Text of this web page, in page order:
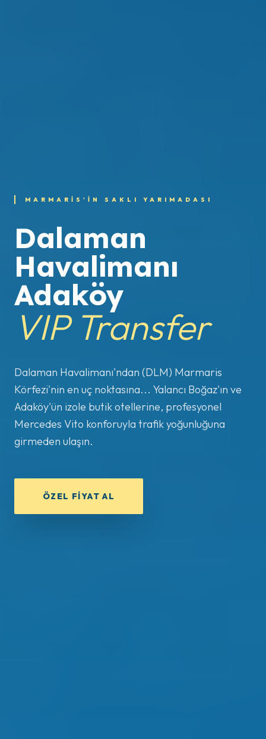
MARMARIS'IN SAKLI YARIMADASI
Dalaman
Havalimanı
Adaköy
VIP Transfer
Dalaman Havalimanı'ndan (DLM) Marmaris
Körfezi'nin en uç noktasına... Yalancı Boğaz'ın ve
Adaköy'ün izole butik otellerine, profesyonel
Mercedes Vito konforuyla trafik yoğunluğuna
girmeden ulaşın.
ÖZEL FIYAT AL